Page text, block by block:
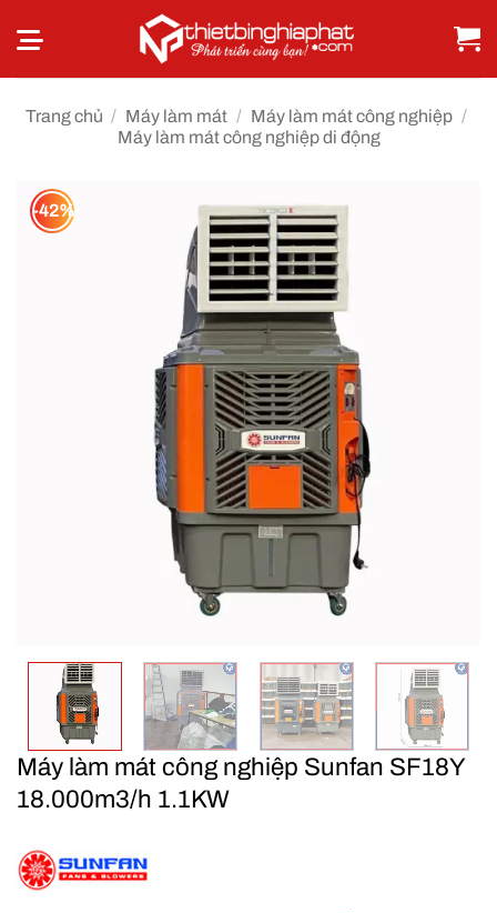
qua
Trang chủ / Máy làm mát / Máy làm mát công nghiệp /
Máy làm mát công nghiệp di động
-42%
Máy làm mát công nghiệp Sunfan SF18Y
18.000m3/h 1.1KW